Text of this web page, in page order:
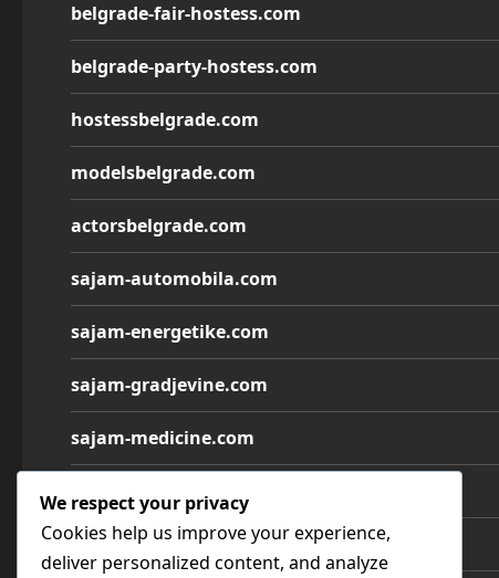
belgrade-fair-hostess.com
belgrade-party-hostess.com
hostessbelgrade.com
modelsbelgrade.com
actorsbelgrade.com
sajam-automobila.com
sajam-energetike.com
sajam-gradjevine.com
sajam-medicine.com
sajam-namestaja.com
sajam-poljoprivrede.com
We respect your privacy
Cookies help us improve your experience,
deliver personalized content, and analyze